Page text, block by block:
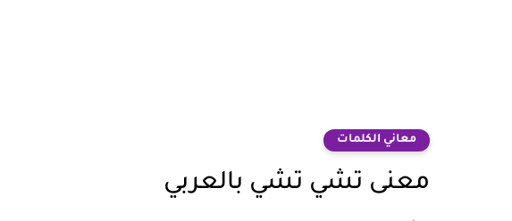
معاني الكلمات
معنى تشي تشي بالعربي